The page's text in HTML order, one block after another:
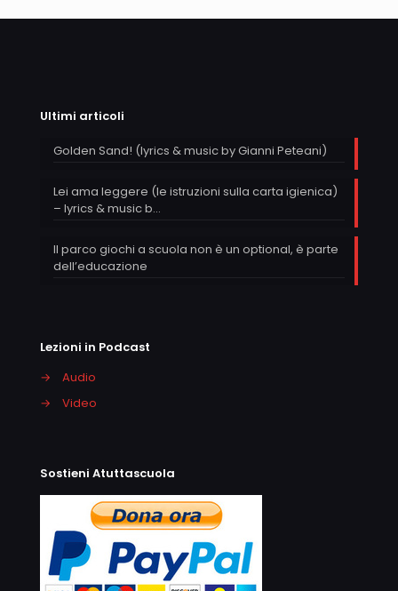
Ultimi articoli
Golden Sand! (lyrics & music by Gianni Peteani)
Lei ama leggere (le istruzioni sulla carta igienica)
– lyrics & music b…
Il parco giochi a scuola non è un optional, è parte
dell’educazione
Lezioni in Podcast
→
Audio
→
Video
Sostieni Atuttascuola